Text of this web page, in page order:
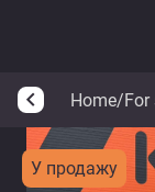
arrow_back_ios Home/For
У продажу